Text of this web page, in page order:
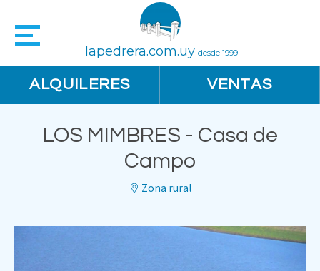
lapedrera.com.uy desde 1999
ALQUILERES VENTAS
LOS MIMBRES - Casa de
Campo
Zona rural